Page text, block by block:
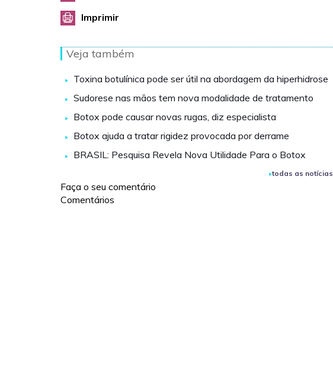
Imprimir
Veja também
Toxina botulínica pode ser útil na abordagem da hiperhidrose
Sudorese nas mãos tem nova modalidade de tratamento
Botox pode causar novas rugas, diz especialista
Botox ajuda a tratar rigidez provocada por derrame
BRASIL: Pesquisa Revela Nova Utilidade Para o Botox
todas as notícias
Faça o seu comentário
Comentários